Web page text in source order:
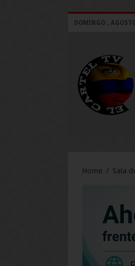
DOMINGO ,
Home / Sala